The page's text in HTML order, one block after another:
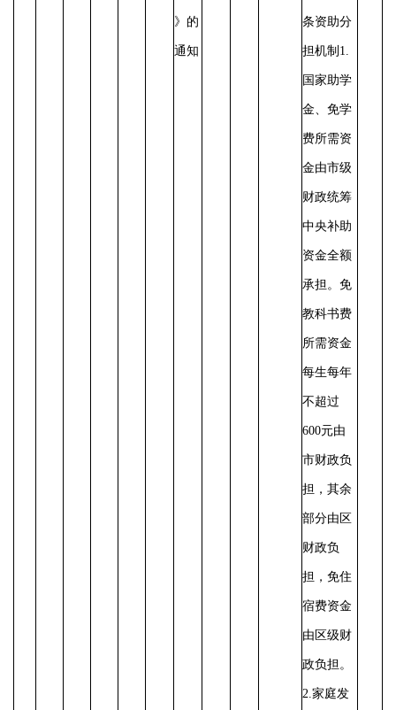
》的
通知
条资助分
担机制 1.
国家助学
金、免学
费所需资
金由市级
财政统筹
中央补助
资金全额
承担。免
教科书费
所需资金
每生每年
不超过
600元由
市财政负
担，其余
部分由区
财政负
担，免住
宿费资金
由区级财
政负担。
2.家庭发